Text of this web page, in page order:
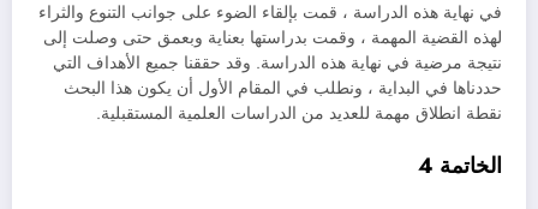
في نهاية هذه الدراسة ، قمت بإلقاء الضوء على جوانب التنوع والثراء
لهذه القضية المهمة ، وقمت بدراستها بعناية وبعمق حتى وصلت إلى
نتيجة مرضية في نهاية هذه الدراسة. وقد حققنا جميع الأهداف التي
حددناها في البداية ، ونطلب في المقام الأول أن يكون هذا البحث
نقطة انطلاق مهمة للعديد من الدراسات العلمية المستقبلية.
الخاتمة 4